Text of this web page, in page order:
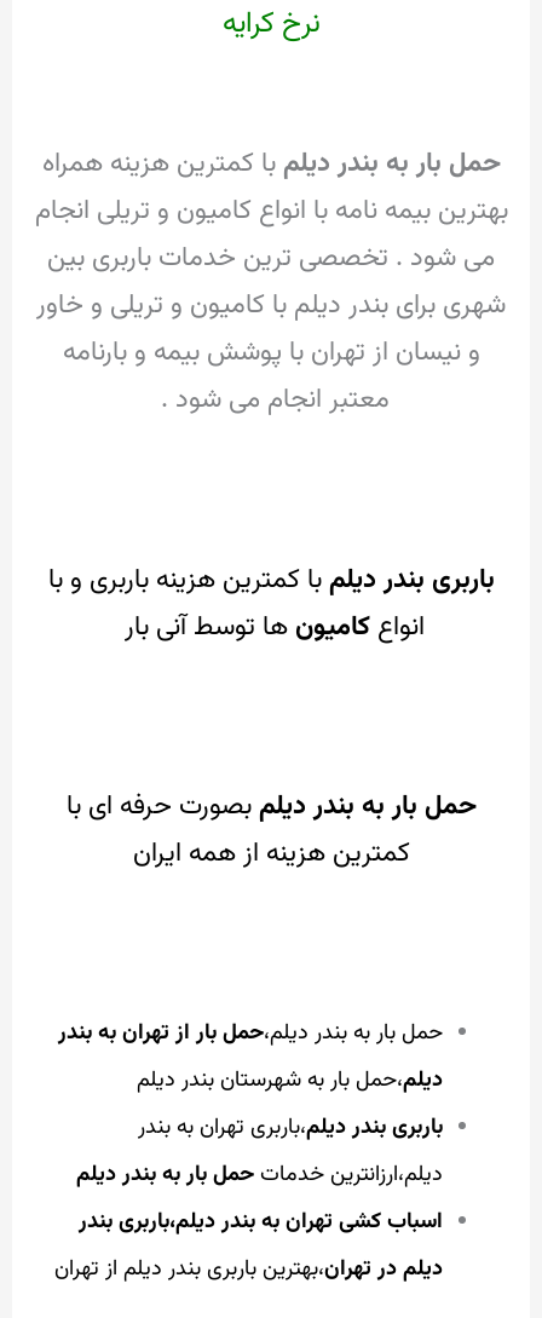
نرخ کرایه
حمل بار به بندر دیلم با کمترین هزینه همراه
بهترین بیمه نامه با انواع کامیون و تریلی انجام
می شود . تخصصی ترین خدمات باربری بین
شهری برای بندر دیلم با کامیون و تریلی و خاور
و نیسان از تهران با پوشش بیمه و بارنامه
معتبر انجام می شود .
باربری بندر دیلمبا کمترین هزینه باربری و با
انواع کامیون ها توسط آنی بار
حمل بار به بندر دیلمبصورت حرفه ای با
کمترین هزینه از همه ایران
حمل بار به بندر دیلم،حمل بار از تهران به بندر
دیلم،حمل بار به شهرستان بندر دیلم
باربری بندر دیلم،باربری تهران به بندر
دیلم،ارزانترین خدماتحمل بار به بندر دیلم
اسباب کشی تهران به بندر دیلم،باربری بندر
دیلم در تهران،بهترین باربری بندر دیلم از تهران